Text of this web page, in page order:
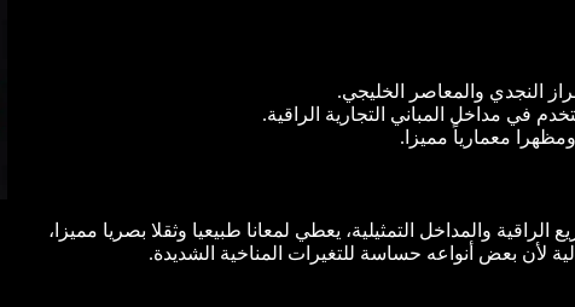
النجدي والمعاصر الخليجي.
في مداخل المباني التجارية الراقية.
معمارياً مميزا.
والمداخل التمثيلية، يعطي لمعانا طبيعيا وثقلا بصريا مميزا،
لأن بعض أنواعه حساسة للتغيرات المناخية الشديدة.